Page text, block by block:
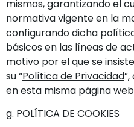
mismos, garantizando el
normativa vigente en la
configurando dicha
básicos en las líneas de
motivo por el que se
su “Política de Privacidad
en esta misma página
g. POLÍTICA DE COOKIES